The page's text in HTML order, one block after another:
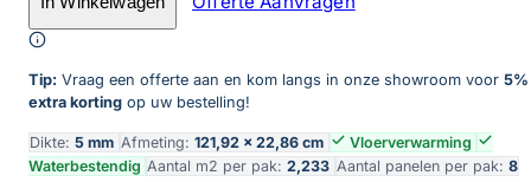
Toevoegen aan winkelwagen
Tip: Vraag een offerte aan en kom langs in onze showroom voor 5%
extra korting op uw bestelling!
Dikte: 5 mm Afmeting: 121,92 × 22,86 cm
Vloerverwarming
Waterbestendig Aantal m2 per pak: 2,233 Aantal panelen per pak: 8